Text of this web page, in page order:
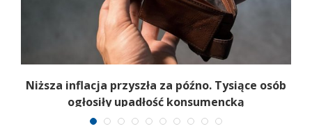
Niższa inflacja przyszła za późno. Tysiące osób
ogłosiły upadłość konsumencką